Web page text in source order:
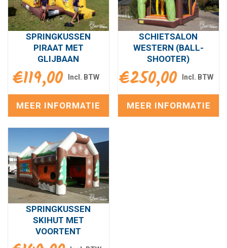
SPRINGKUSSEN
PIRAAT MET
GLIJBAAN
€119,00
MEER INFORMATIE
SCHIETSALON
WESTERN (BALL-
SHOOTER)
€250,00
MEER INFORMATIE
SPRINGKUSSEN
SKIHUT MET
VOORTENT